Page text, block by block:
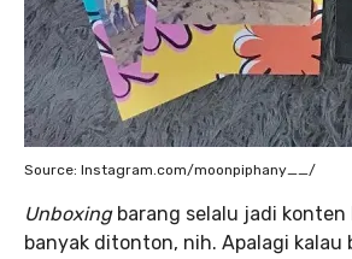
Source: Instagram.com/moonpiphany__/
Unboxingbarang selalu jadi konten
banyak ditonton, nih. Apalagi kalau